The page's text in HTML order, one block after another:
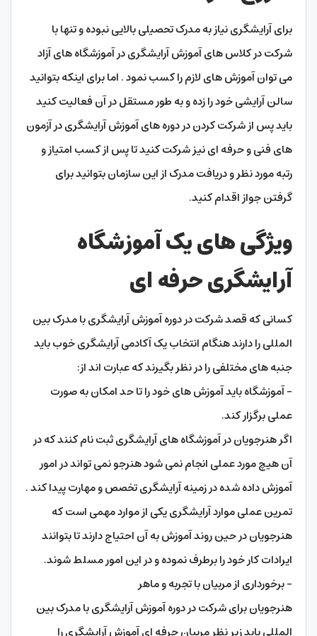
برای آرایشگری نیاز به مدرک تحصیلی بالایی نبوده و تنها با
شرکت در کلاس های آموزش آرایشگری در آموزشگاه های آزاد
می توان آموزش های لازم را کسب نمود . اما برای اینکه بتوانید
سالن آرایشی خود را زده و به طور مستقل در آن فعالیت کنید
باید پس از شرکت کردن در دوره های آموزش آرایشگری در آزمون
های فنی و حرفه ای نیز شرکت کنید تا پس از کسب امتیاز و
رتبه مورد نظر و دریافت مدرک از این سازمان بتوانید برای
گرفتن جواز اقدام کنید.
ویژگی های یک آموزشگاه
آرایشگری حرفه ای
کسانی که قصد شرکت در دوره آموزش آرایشگری با مدرک بین
المللی را دارند هنگام انتخاب یک آکادمی آرایشگری خوب باید
جنبه های مختلفی را در نظر بگیرند که عبارت اند از:
– آموزشگاه باید آموزش های خود را تا حد امکان به صورت
عملی برگزار کند.
اگر هنرجویان در آموزشگاه های آرایشگری ثبت نام کنند که در
آن هیچ مورد عملی انجام نمی شود هنرجو نمی تواند در امور
آموزش داده شده در زمینه آرایشگری تخصص و مهارت پیدا کند .
تمرین عملی موارد آرایشگری یکی از موارد مهمی است که
هنرجویان در حین روند آموزش به آن احتیاج دارند تا بتوانند
ایرادات کار خود را برطرف نموده و در این امور مسلط شوند.
– برخورداری از مربیان با تجربه و ماهر
هنرجویان برای شرکت در دوره آموزش آرایشگری با مدرک بین
المللی باید زیر نظر مربیان حرفه ای آموزش آرایشگری را